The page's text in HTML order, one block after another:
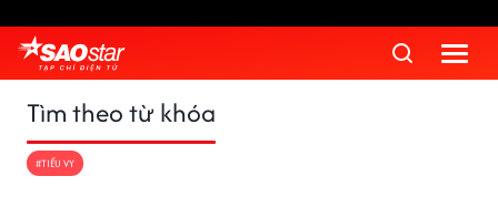
Tìm theo từ khóa
#TIỂU VY